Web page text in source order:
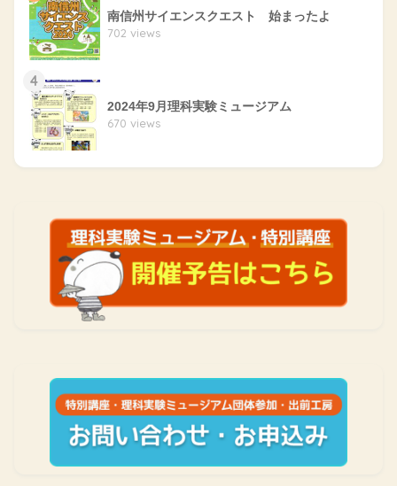
南信州サイエンスクエスト 始まったよ
702 views
4
2024年9月理科実験ミュージアム
670 views